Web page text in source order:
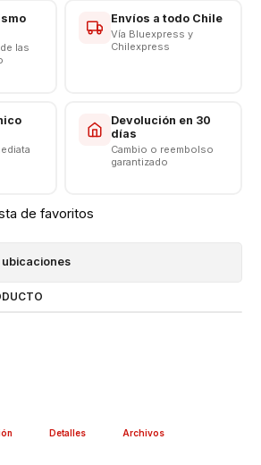
C
las
Envíos a todo Chile
Vía Bluexpress y
Chilexpress
Devolución en 30
días
Cambio o reembolso
garantizado
de favoritos
ubicaciones
Detalles Archivos